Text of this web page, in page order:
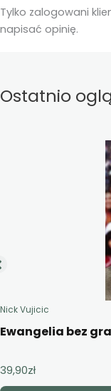
Tylko zalogowani
napisać opinię.
Ostatnio
Nick Vujicic
Ewangelia bez
39,90zł